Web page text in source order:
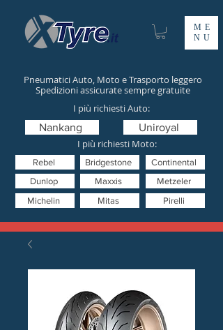
ME
NU
Pneumatici Auto, Moto e Trasporto leggero
Spedizioni assicurate sempre gratuite
I più richiesti Moto:
Mitas
Nankang
Pirelli
Uniroyal
Metzeler
Dunlop
Bridgestone Continental
Michelin
Rebel
I più richiesti Auto:
Maxxis